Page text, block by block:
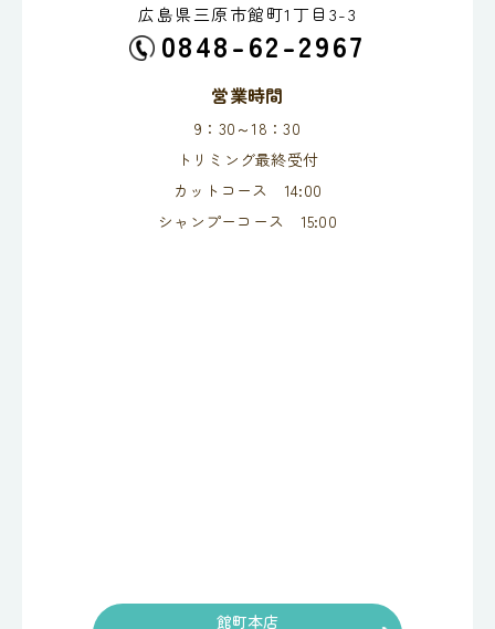
広島県三原市館町1丁目3-3
0848-62-2967
営業時間
9：30～18：30
トリミング最終受付
カットコース 14:00
シャンプーコース 15:00
館町本店